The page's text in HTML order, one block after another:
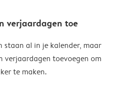
verjaardagen toe
al in je kalender, maar
verjaardagen toevoegen om
te maken.